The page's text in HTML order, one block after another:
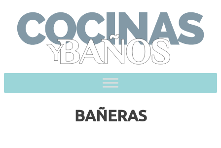
content
BAÑERAS